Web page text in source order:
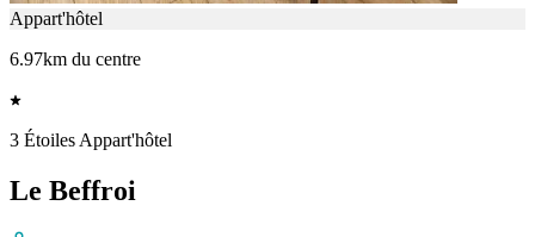
Appart'hôtel
6.97km du centre
3 Étoiles Appart'hôtel
Le Beffroi